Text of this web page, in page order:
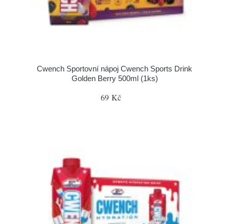
Cwench Sportovní nápoj Cwench Sports Drink
Golden Berry 500ml (1ks)
69 Kč